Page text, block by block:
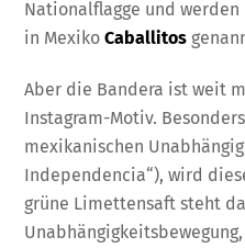
Nationalflagge und
in MexikoCaballitos
Aber die Bandera ist weit
Instagram-Motiv.
mexikanischen
Independencia“), wird
grüne Limettensaft steht